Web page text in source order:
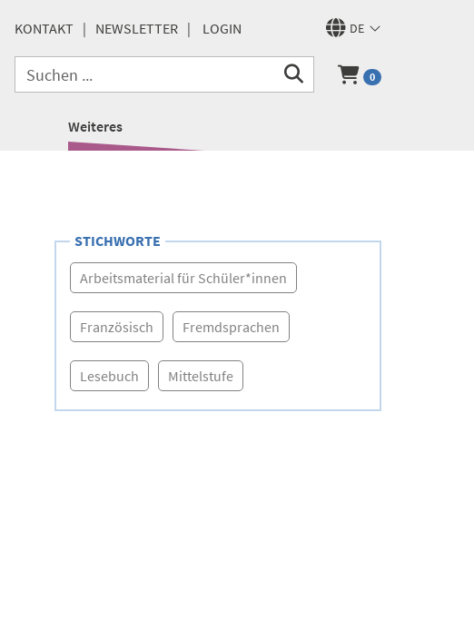
DE
KONTAKT NEWSLETTER LOGIN
0
Weiteres
STICHWORTE
Arbeitsmaterial für Schüler*innen
Französisch Fremdsprachen
Lesebuch Mittelstufe